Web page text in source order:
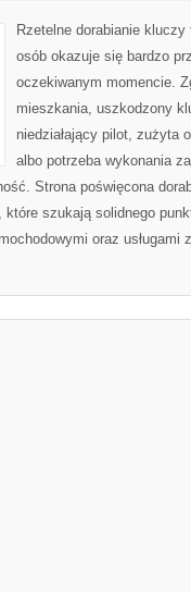
Rzetelne dorabianie
osób okazuje się bardzo
oczekiwanym momencie.
mieszkania, uszkodzony
niedziałający pilot, zużyta
albo potrzeba wykonania
Strona poświęcona
szukają solidnego
oraz usługami